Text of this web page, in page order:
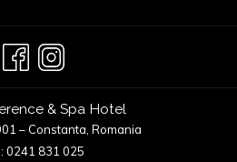
& Spa Hotel
– Constanta, Romania
0241 831 025